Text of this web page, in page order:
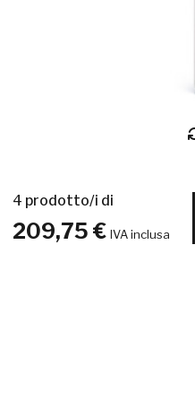
4 prodotto/i di
209,75 € IVA inclusa